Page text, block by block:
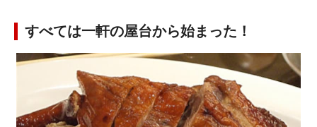
すべては一軒の屋台から始まった！